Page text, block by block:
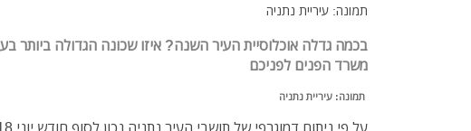
תמונה: עיריית נתניה
בכמה גדלה אוכלוסיית העיר השנה? איזו שכונה הגדולה ביותר
משרד הפנים לפניכם
תמונה: עיריית נתניה